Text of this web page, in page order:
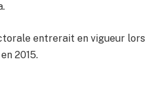
entrerait en vigueur lors
2015.